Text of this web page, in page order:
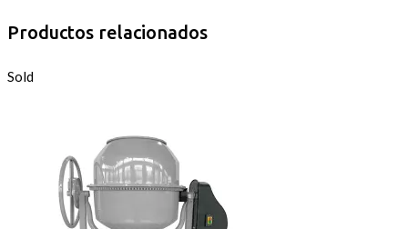
Productos relacionados
Sold